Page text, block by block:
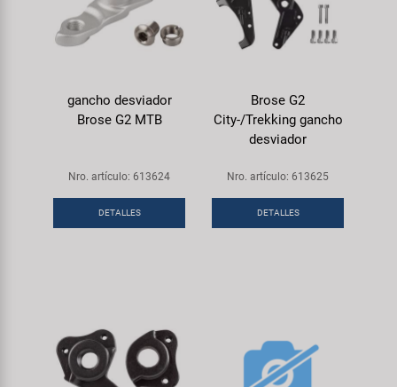
gancho desviador
Brose G2 MTB
Nro. artículo: 613624
DETALLES
Brose G2
City-/Trekking gancho
desviador
Nro. artículo: 613625
DETALLES